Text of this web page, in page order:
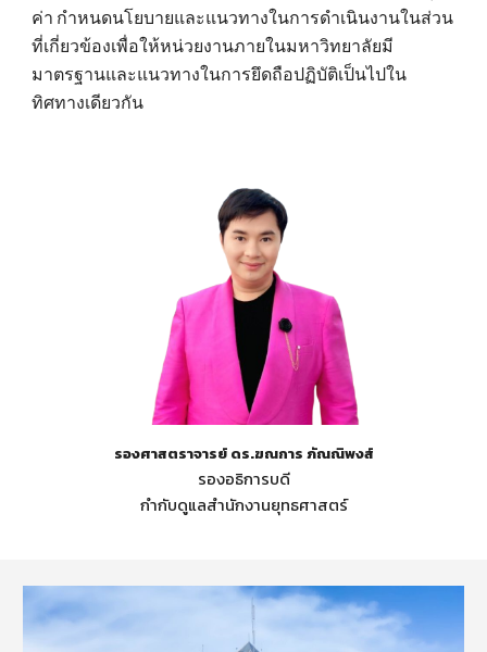
ค่า กำหนดนโยบายและแนวทางในการดำเนินงานในส่วน
ที่เกี่ยวข้องเพื่อให้หน่วยงานภายในมหาวิทยาลัยมี
มาตรฐานและแนวทางในการยึดถือปฏิบัติเป็นไปใน
ทิศทางเดียวกัน
รองศาสตราจารย์ ดร.ฆณการ ภัณณิพงส์
รองอธิการบดี
กำกับดูแลสำนักงานยุทธศาสตร์